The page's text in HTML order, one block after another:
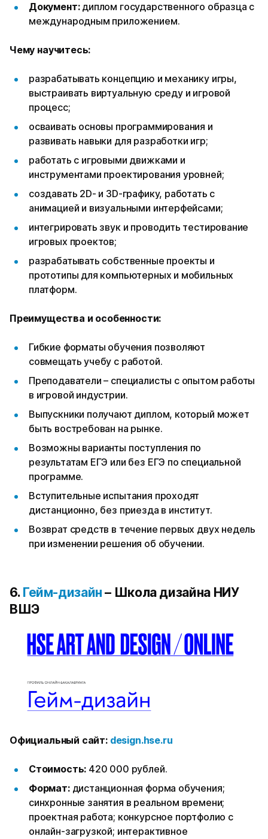
Документ:диплом государственного образца с
международным приложением.
Чему научитесь:
разрабатывать концепцию и механику игры,
выстраивать виртуальную среду и игровой
процесс;
осваивать основы программирования и
развивать навыки для разработки игр;
работать с игровыми движками и
инструментами проектирования уровней;
создавать 2D- и 3D-графику, работать с
анимацией и визуальными интерфейсами;
интегрировать звук и проводить тестирование
игровых проектов;
разрабатывать собственные проекты и
прототипы для компьютерных и мобильных
платформ.
Преимущества и особенности:
Гибкие форматы обучения позволяют
совмещать учебу с работой.
Преподаватели – специалисты с опытом работы
в игровой индустрии.
Выпускники получают диплом, который может
быть востребован на рынке.
Возможны варианты поступления по
результатам ЕГЭ или без ЕГЭ по специальной
программе.
Вступительные испытания проходят
дистанционно, без приезда в институт.
Возврат средств в течение первых двух недель
при изменении решения об обучении.
6. Гейм-дизайн – Школа дизайна НИУ
ВШЭ
Официальный сайт: design.hse.ru
Стоимость: 420 000 рублей.
Формат:дистанционная форма обучения;
синхронные занятия в реальном времени;
проектная работа; конкурсное портфолио с
онлайн-загрузкой; интерактивное